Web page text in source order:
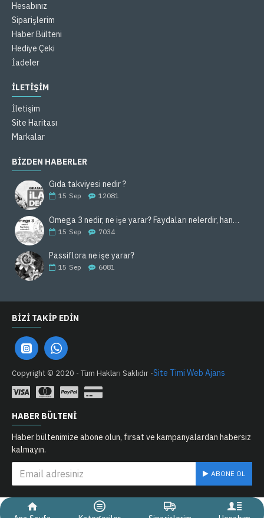
Hesabınız
Siparişlerim
Haber Bülteni
Hediye Çeki
İadeler
İLETİŞİM
İletişim
Site Haritası
Markalar
BIZDEN HABERLER
Gıda takviyesi nedir ?
15 Sep 12081
Omega 3 nedir, ne işe yarar? Faydaları nelerdir, hangi gıdalarda bulunur ?
15 Sep 7034
Passiflora ne işe yarar?
15 Sep 6081
BIZI TAKIP EDIN
Copyright © 2020 - Tüm Hakları Saklıdır -Site Timi Web Ajans
HABER BÜLTENI
Haber bültenimize abone olun, fırsat ve kampanyalardan habersiz
kalmayın.
ABONE OL